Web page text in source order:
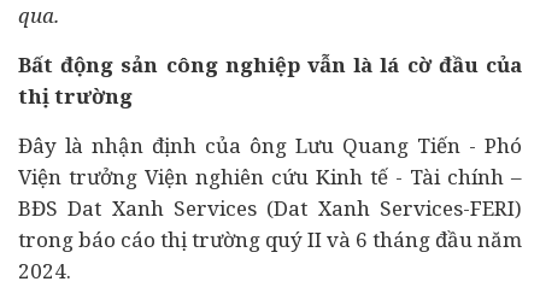
qua.
Bất động sản công nghiệp vẫn là lá cờ đầu của
thị trường
Đây là nhận định của ông Lưu Quang Tiến - Phó
Viện trưởng Viện nghiên cứu Kinh tế - Tài chính –
BĐS Dat Xanh Services (Dat Xanh Services-FERI)
trong báo cáo thị trường quý II và 6 tháng đầu năm
2024.